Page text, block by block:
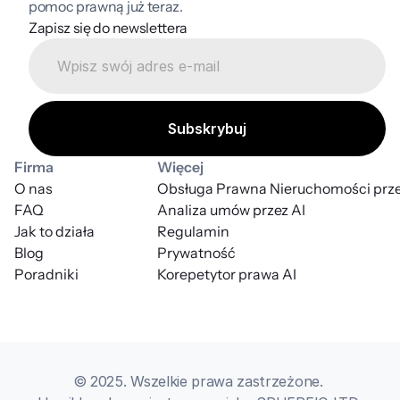
pomoc prawną już teraz.
Zapisz się do newslettera
Firma
O nas
FAQ
Jak to działa
Blog
Poradniki
Więcej
Regulamin
Analiza umów przez AI
Korepetytor prawa AI
Prywatność
Obsługa Prawna Nieruchomości
© 2025. Wszelkie prawa zastrzeżone.